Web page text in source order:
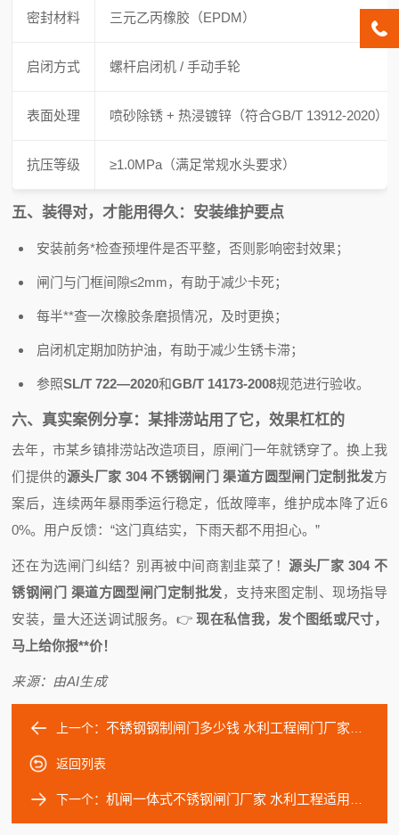
密封材料 三元乙丙橡胶（EPDM）
启闭方式 螺杆启闭机 / 手动手轮
表面处理 喷砂除锈 + 热浸镀锌（符合GB/T 13912-2020）
抗压等级 ≥1.0MPa（满足常规水头要求）
五、装得对，才能用得久：安装维护要点
安装前务*检查预埋件是否平整，否则影响密封效果；
闸门与门框间隙≤2mm，有助于减少卡死；
每半**查一次橡胶条磨损情况，及时更换；
启闭机定期加防护油，有助于减少生锈卡滞；
参照SL/T 722—2020和GB/T 14173-2008规范进行验收。
六、真实案例分享：某排涝站用了它，效果杠杠的
去年，市某乡镇排涝站改造项目，原闸门一年就锈穿了。换上我
们提供的源头厂家 304 不锈钢闸门 渠道方圆型闸门定制批发方
案后，连续两年暴雨季运行稳定，低故障率，维护成本降了近6
0%。用户反馈：“这门真结实，下雨天都不用担心。”
还在为选闸门纠结？别再被中间商割韭菜了！源头厂家 304 不
锈钢闸门 渠道方圆型闸门定制批发，支持来图定制、现场指导
安装，量大还送调试服务。 👉现在私信我，发个图纸或尺寸，
马上给你报**价！
来源：由AI生成
上一个：不锈钢钢制闸门多少钱 水利工程闸门厂家现货直供
返回列表
下一个：机闸一体式不锈钢闸门厂家 水利工程适用闸门现货